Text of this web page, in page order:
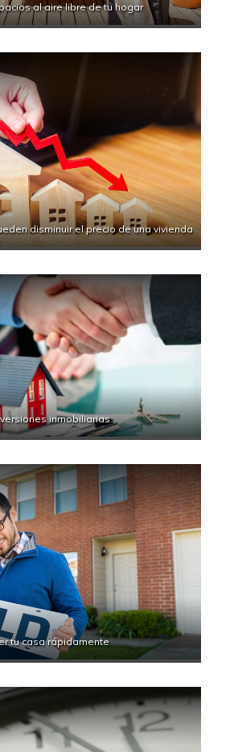
al aire libre de tu hogar
disminuir el precio de una vivienda
inmobiliarias
tu casa rápidamente